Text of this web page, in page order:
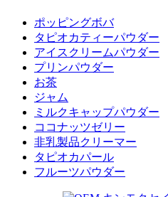
ポッピングボバ
タピオカティーパウダー
アイスクリームパウダー
プリンパウダー
お茶
ジャム
ミルクキャップパウダー
ココナッツゼリー
非乳製品クリーマー
タピオカパール
フルーツパウダー